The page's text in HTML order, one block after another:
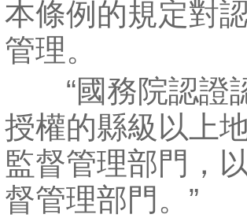
本條例的規定對
管理。
“國務院認證
授權的縣級以上
監督管理部門，
督管理部門。”